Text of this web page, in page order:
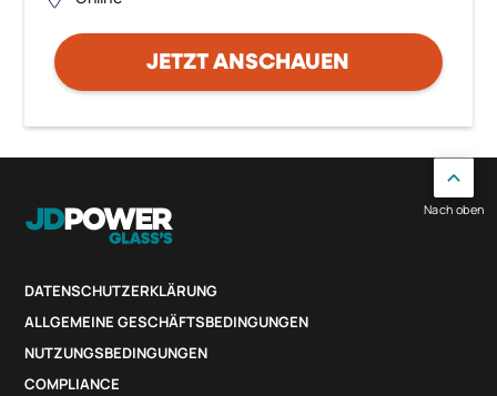
JETZT ANSCHAUEN
DATENSCHUTZERKLÄRUNG
ALLGEMEINE GESCHÄFTSBEDINGUNGEN
NUTZUNGSBEDINGUNGEN
COMPLIANCE
Nach oben